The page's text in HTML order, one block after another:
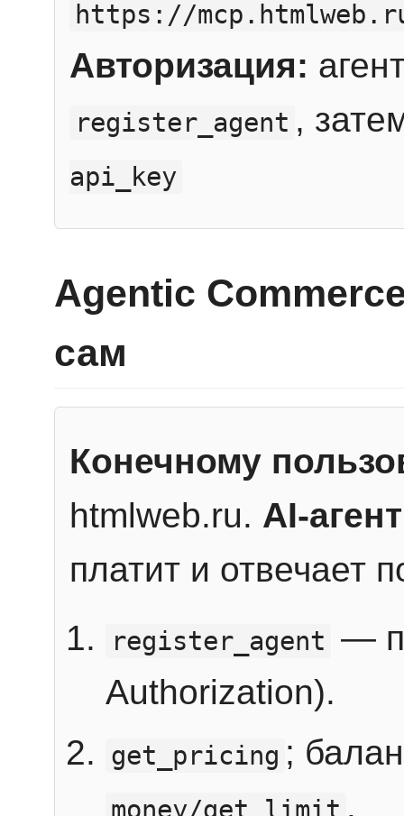
https://
Авторизация:
register_agent ,
api_key
Agentic
сам
Конечному
htmlweb.ru. AI-агент
платит и отвечает
register_agent —
Authorization).
get_pricing ;
.